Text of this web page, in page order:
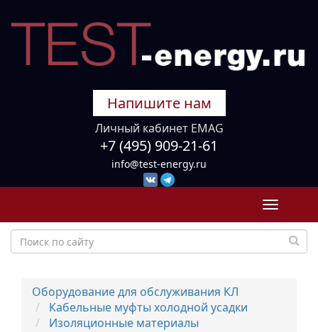
Напишите нам
Личный кабинет EMAG
+7 (495) 909-21-61
info@test-energy.ru
Toggle
Оборудование для обслуживания КЛ
Кабельные муфты холодной усадки
Изоляционные материалы